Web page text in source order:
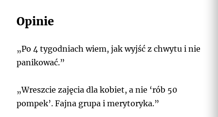
Opinie
„Po 4 tygodniach wiem, jak wyjść z chwytu i nie
panikować.”
„Wreszcie zajęcia dla kobiet, a nie ‘rób 50
pompek’. Fajna grupa i merytoryka.”